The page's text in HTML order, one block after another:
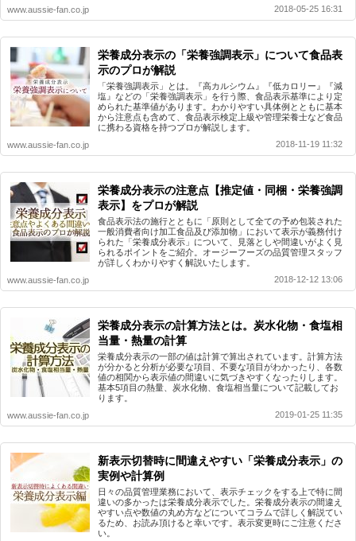
www.aussie-fan.co.jp
2018-05-25 16:31
栄養成分表示の「栄養強調表示」について食品表
示のプロが解説
「栄養強調表示」とは。『高カルシウム』『低カロリー』『減
塩』などの「栄養強調表示」を行う際、食品表示基準により定
められた基準値があります。わかりやすい具体例とともに基本
から注意点も含めて、食品表示検定上級や管理栄養士など食品
に携わる資格を持つプロが解説します。
www.aussie-fan.co.jp
2018-11-19 11:32
栄養成分表示の注意点【推定値・同梱・栄養強調
表示】をプロが解説
食品表示法の施行とともに「原則として全ての予め包装された
一般消費者向け加工食品及び添加物」において表示が義務付け
られた「栄養成分表示」について、見落としや間違いがよく見
られるポイントをご紹介。オージーフーズの品質管理スタッフ
が詳しくわかりやすく解説いたします。
www.aussie-fan.co.jp
2018-12-12 13:06
栄養成分表示の計算方法とは。炭水化物・食塩相
当量・熱量の計算
栄養成分表示の一部の値は計算で算出されています。計算方法
が分かると分析が必要な項目、不要な項目がわかったり、各数
値の相関から表示値の間違いに気づきやすくなったりします。
基本5項目の熱量、炭水化物、食塩相当量について記載してお
ります。
www.aussie-fan.co.jp
2019-01-25 11:35
新表示切替時に間違えやすい「栄養成分表示」の
実例や計算例
日々の品質管理業務において、表示チェックをする上で特に間
違いの多かったは栄養成分表示でした。栄養成分表示の間違え
やすい点や数値の丸め方などについてコラムで詳しく解説てい
るため、お読み頂けると幸いです。表示変更時にご注意くださ
い。